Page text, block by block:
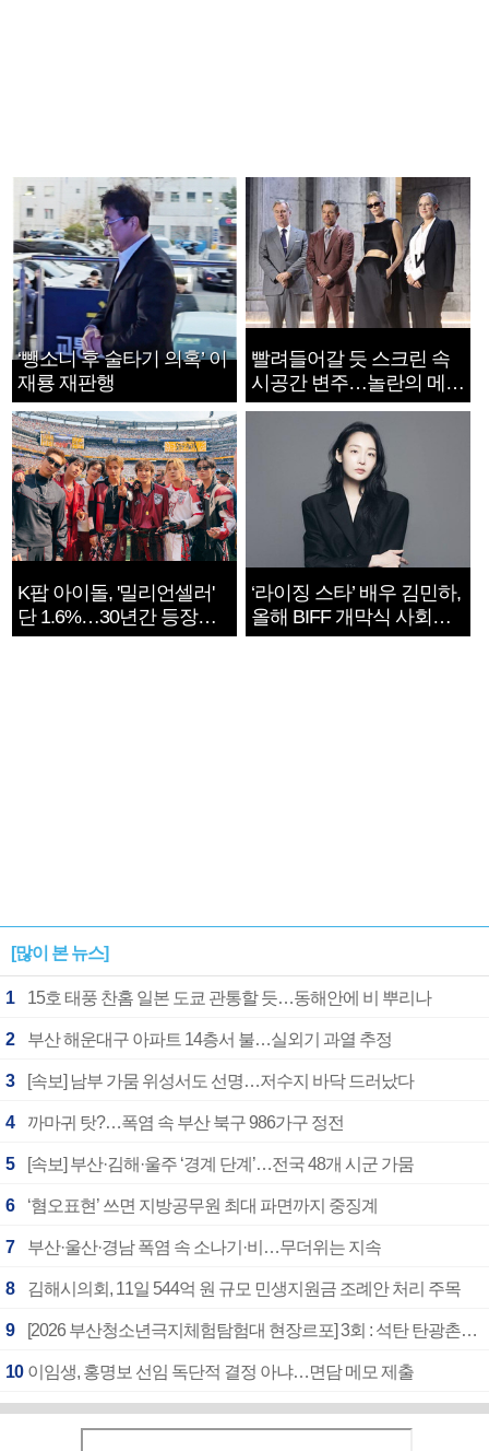
‘뺑소니 후 술타기 의혹’ 이
재룡 재판행
빨려들어갈 듯 스크린 속
시공간 변주…놀란의 메시
지는 ‘전쟁 속죄’
K팝 아이돌, '밀리언셀러'
단 1.6%…30년간 등장
1182개팀 전수조사
‘라이징 스타’ 배우 김민하,
올해 BIFF 개막식 사회자
확정
[많이 본 뉴스]
1 15호 태풍 찬홈 일본 도쿄 관통할 듯…동해안에 비 뿌리나
2 부산 해운대구 아파트 14층서 불…실외기 과열 추정
3 [속보] 남부 가뭄 위성서도 선명…저수지 바닥 드러났다
4 까마귀 탓?…폭염 속 부산 북구 986가구 정전
5 [속보] 부산·김해·울주 ‘경계 단계’…전국 48개 시군 가뭄
6 ‘혐오표현’ 쓰면 지방공무원 최대 파면까지 중징계
7 부산·울산·경남 폭염 속 소나기·비…무더위는 지속
8 김해시의회, 11일 544억 원 규모 민생지원금 조례안 처리 주목
9 [2026 부산청소년극지체험탐험대 현장르포] 3회 : 석탄 탄광촌에서 북극 연구의 중심지로
10 이임생, 홍명보 선임 독단적 결정 아냐…면담 메모 제출